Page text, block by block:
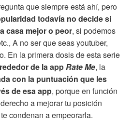
que siempre está ahí, pero
todavía no decide si
casa mejor o peor, si podemos
A no ser que seas youtuber,
En la primera dosis de esta serie
de la appRate Me, la
con la puntuación que les
de esa app, porque en función
a mejorar tu posición
condenan a empeorarla.